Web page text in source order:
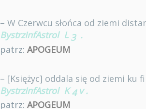
– W Czerwcu słońca od ziemi
BystrzInfAstrol L 3 .
patrz: APOGEUM
– [Księżyc] oddala się od ziemi ku
BystrzInfAstrol K 4 v .
patrz: APOGEUM